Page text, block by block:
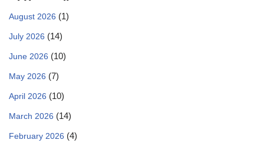
August 2026 (1)
July 2026 (14)
June 2026 (10)
May 2026 (7)
April 2026 (10)
March 2026 (14)
February 2026 (4)